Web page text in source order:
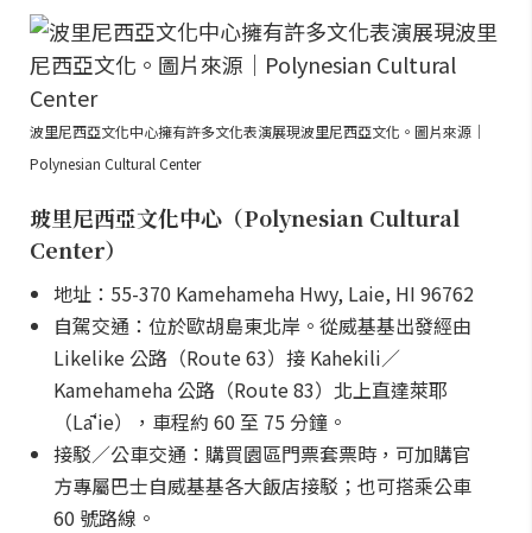
波里尼西亞文化中心擁有許多文化表演展現波里尼西亞文化。圖片來源｜
Polynesian Cultural Center
玻里尼西亞文化中心（Polynesian Cultural
Center）
地址：55-370 Kamehameha Hwy, Laie, HI 96762
自駕交通：位於歐胡島東北岸。從威基基出發經由
Likelike 公路（Route 63）接 Kahekili／
Kamehameha 公路（Route 83）北上直達萊耶
（Lāʻie），車程約 60 至 75 分鐘。
接駁／公車交通：購買園區門票套票時，可加購官
方專屬巴士自威基基各大飯店接駁；也可搭乘公車
60 號路線。